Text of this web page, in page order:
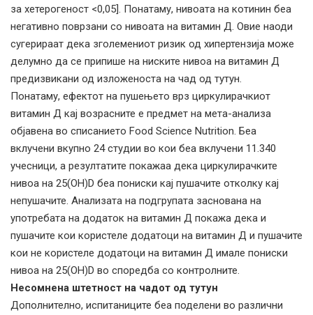
за хетерогеност <0,05]. Понатаму, нивоата на котинин беа
негативно поврзани со нивоата на витамин Д. Овие наоди
сугерираат дека зголемениот ризик од хипертензија може
делумно да се припише на ниските нивоа на витамин Д
предизвикани од изложеноста на чад од тутун.
Понатаму, ефектот на пушењето врз циркулирачкиот
витамин Д кај возрасните е предмет на мета-анализа
објавена во списанието Food Science Nutrition. Беа
вклучени вкупно 24 студии во кои беа вклучени 11.340
учесници, а резултатите покажаа дека циркулирачките
нивоа на 25(OH)D беа пониски кај пушачите отколку кај
непушачите. Анализата на подгрупата заснована на
употребата на додаток на витамин Д покажа дека и
пушачите кои користеле додатоци на витамин Д и пушачите
кои не користеле додатоци на витамин Д имале пониски
нивоа на 25(OH)D во споредба со контролните.
Несомнена штетност на чадот од тутун
Дополнително, испитаниците беа поделени во различни